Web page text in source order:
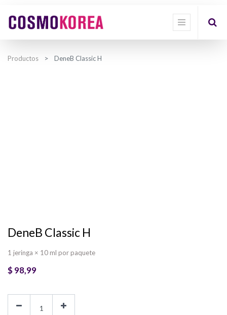
Productos DeneB Classic H
DeneB Classic H
1 jeringa × 10 ml por paquete
$98,99